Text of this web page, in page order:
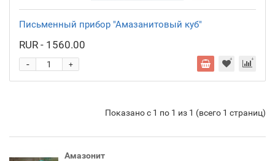
Письменный прибор "Амазанитовый куб"
RUR - 1560.00
+
-
Показано с 1 по 1 из 1 (всего 1 страниц)
Амазонит